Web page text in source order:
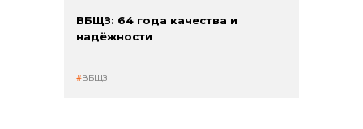
ВБЩЗ: 64 года качества и
надёжности
ВБЩЗ